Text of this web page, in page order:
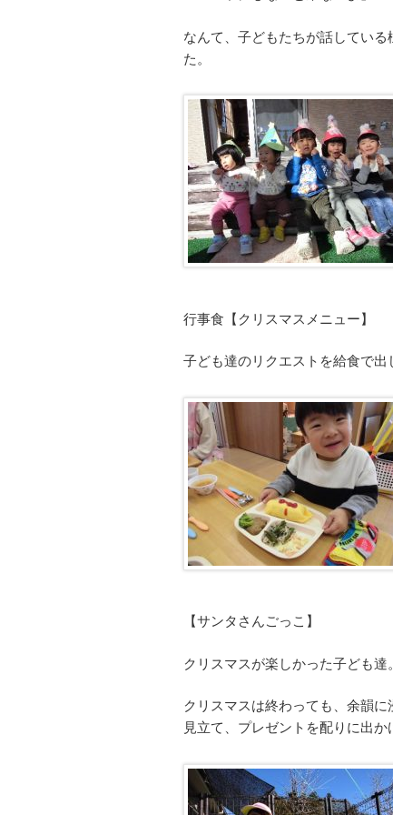
なんて、子どもたちが話してい
た。
行事食【クリスマスメニュー】
子ども達のリクエストを給食で出
【サンタさんごっこ】
クリスマスが楽しかった子ども達。
クリスマスは終わっても、余韻
見立て、プレゼントを配りに出か